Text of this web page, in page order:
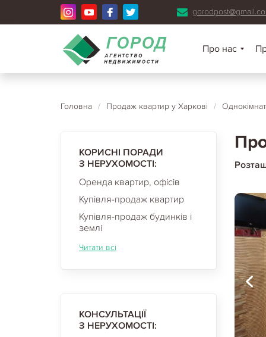
Про нас
Головна / Продаж квартир у Харкові /
КОРИСНІ ПОРАДИ
З НЕРУХОМОСТІ:
Оренда квартир, офісів
Купівля-продаж квартир
Купівля-продаж будинків і
землі
Читати всі
КОНСУЛЬТАЦІЇ
З НЕРУХОМОСТІ: